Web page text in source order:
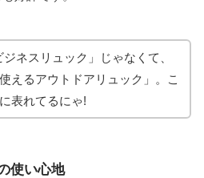
ジネスリュック」じゃなくて、
えるアウトドアリュック」。こ
表れてるにゃ!
使い心地